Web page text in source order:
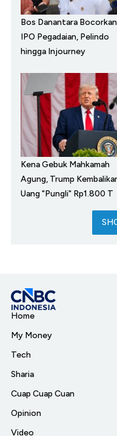
Bos Danantara Bocorkan
IPO Pegadaian, Pelindo
hingga Injourney
Kena Gebuk Mahkamah
Agung, Trump
Uang "Pungli" Rp1.800 T
Home
My Money
Tech
Sharia
Cuap Cuap Cuan
Opinion
Video